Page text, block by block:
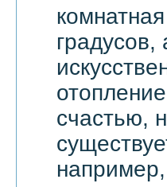
градусов,
счастью,